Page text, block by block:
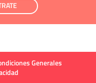
Generales